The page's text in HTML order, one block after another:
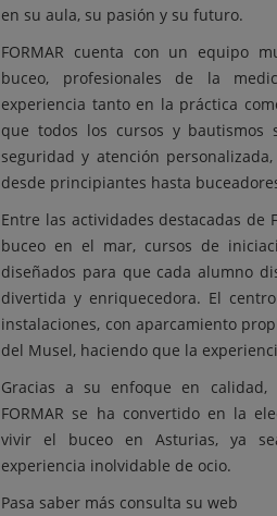
en su aula, su pasión y su futuro.
FORMAR cuenta con un equipo
buceo, profesionales de la
experiencia tanto en la práctica
que todos los cursos y bautismos
seguridad y atención
desde principiantes hasta
Entre las actividades destacadas de
buceo en el mar, cursos de
diseñados para que cada alumno
divertida y enriquecedora. El
instalaciones, con aparcamiento
del Musel, haciendo que la
Gracias a su enfoque en
FORMAR se ha convertido en la
vivir el buceo en Asturias, ya
experiencia inolvidable de ocio.
Pasa saber más consulta suweb